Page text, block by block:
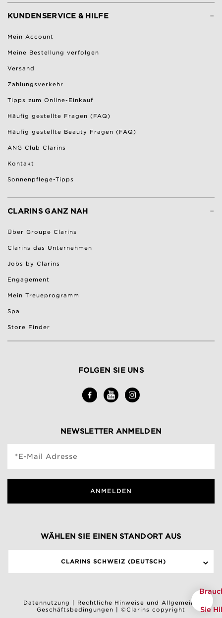
-
KUNDENSERVICE & HILFE
Mein Account
Meine Bestellung verfolgen
Versand
Zahlungsverkehr
Tipps zum Online-Einkauf
Häufig gestellte Fragen (FAQ)
Häufig gestellte Beauty Fragen (FAQ)
ANG Club Clarins
Kontakt
Sonnenpflege-Tipps
-
CLARINS GANZ NAH
Über Groupe Clarins
Clarins das Unternehmen
Jobs by Clarins
Engagement
Mein Treueprogramm
Spa
Store Finder
FOLGEN SIE UNS
NEWSLETTER ANMELDEN
*E-Mail Adresse
ANMELDEN
WÄHLEN SIE EINEN STANDORT AUS
CLARINS SCHWEIZ (DEUTSCH)
Datennutzung
Rechtliche Hinweise und Allgemeine
Geschäftsbedingungen
©Clarins copyright Sie